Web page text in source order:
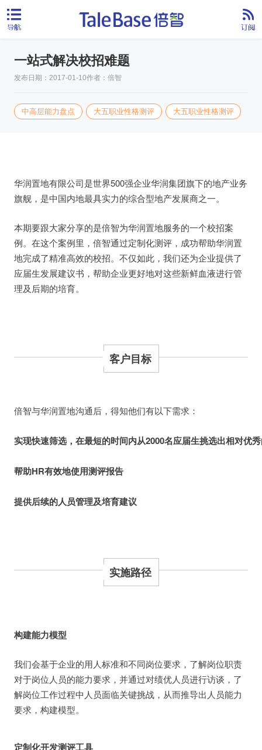
一站式解决校招难题
发布日期：2017-01-10作者：倍智
中高层能力盘点 大五职业性格测评 大五职业性格测评
华润置地有限公司是世界500强企业华润集团旗下的地产业务
旗舰，是中国内地最具实力的综合型地产发展商之一。
本期要跟大家分享的是倍智为华润置地服务的一个校招案
例。在这个案例里，倍智通过定制化测评，成功帮助华润置
地完成了精准高效的校招。不仅如此，我们还为企业提供了
应届生发展建议书，帮助企业更好地对这些新鲜血液进行管
理及后期的培育。
客户目标
倍智与华润置地沟通后，得知他们有以下需求：
实现快速筛选，在最短的时间内从2000名应届生挑选出相对优
帮助HR有效地使用测评报告
提供后续的人员管理及培育建议
实施路径
构建能力模型
我们会基于企业的用人标准和不同岗位要求，了解岗位职责
对于岗位人员的能力要求，并通过对绩优人员进行访谈，了
解岗位工作过程中人员面临关键挑战，从而推导出人员能力
要求，构建模型。
定制化开发测评工具